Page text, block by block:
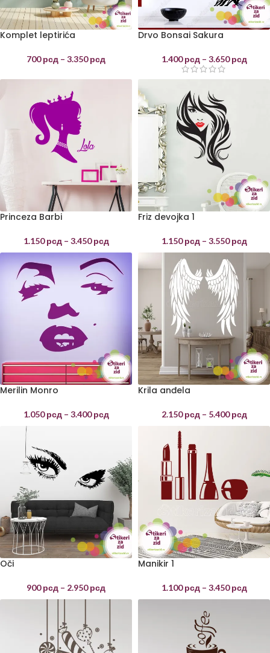
Komplet leptirića
700рсд – 3.350рсд
Drvo Bonsai Sakura
1.400рсд – 3.650рсд
Princeza Barbi
1.150рсд – 3.450рсд
Friz devojka 1
1.150рсд – 3.550рсд
Merilin Monro
1.050рсд – 3.400рсд
Krila anđela
2.150рсд – 5.400рсд
Oči
900рсд – 2.950рсд
Manikir 1
1.100рсд – 3.450рсд